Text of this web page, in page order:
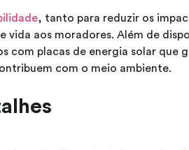
, tanto para reduzir os
aos moradores. Além de
com placas de energia solar que
com o meio ambiente.